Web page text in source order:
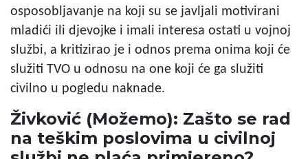
osposobljavanje na koji su se javljali motivirani
mladići ili djevojke i imali interesa ostati u vojnoj
službi, a kritizirao je i odnos prema onima koji će
služiti TVO u odnosu na one koji će ga služiti
civilno u pogledu naknade.
Živković (Možemo): Zašto se rad
na teškim poslovima u civilnoj